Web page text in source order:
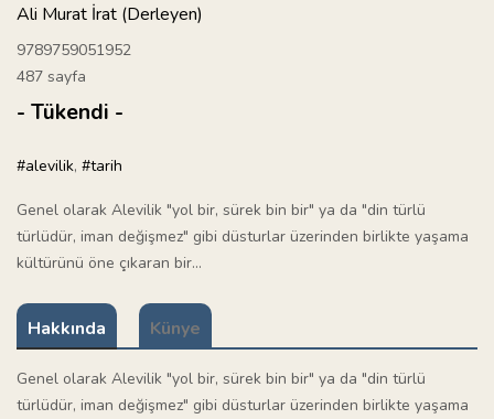
Ali Murat İrat (Derleyen)
9789759051952
487 sayfa
- Tükendi -
#alevilik, #tarih
Genel olarak Alevilik "yol bir, sürek bin bir" ya da "din türlü
türlüdür, iman değişmez" gibi düsturlar üzerinden birlikte yaşama
kültürünü öne çıkaran bir...
Hakkında Künye
Genel olarak Alevilik "yol bir, sürek bin bir" ya da "din türlü
türlüdür, iman değişmez" gibi düsturlar üzerinden birlikte yaşama